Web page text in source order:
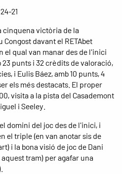
21
cinquena victòria de la
davant el RETAbet
el qual van manar des de l'inici
23 punts i 32 crèdits de valoració,
i Eulis Báez, amb 10 punts, 4
els més destacats. El proper
visita a la pista del Casademont
i Seeley.
domini del joc des de l'inici, i
el triple (en van anotar sis de
i la bona visió de joc de Dani
tram) per agafar una